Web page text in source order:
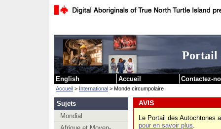
Portail
English Accueil Contactez-
Accueil > International > Monde circumpolaire
Sujets
Mondial
AVIS
Le Portail des Autochtones
pour en savoir plus.